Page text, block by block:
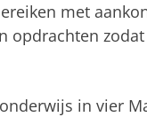
met
opdrachten
in vier